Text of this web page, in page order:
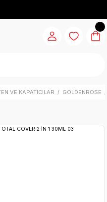
VE KAPATICILAR GOLDENROSE